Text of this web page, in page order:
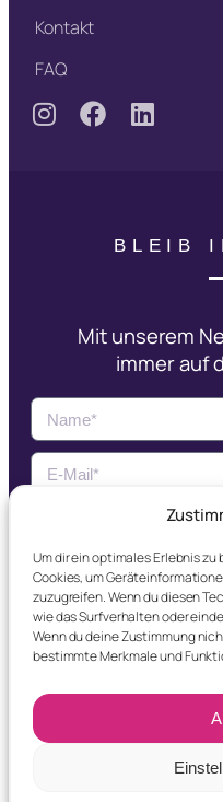
Um dir ein optimales Erlebnis
Cookies, um
zuzugreifen. Wenn du diesen
wie das Surfverhalten oder
Wenn du deine Zustimmung
bestimmte Merkmale und
Kontakt
FAQ
BLEIB
Mit unserem
immer auf
Jetzt
Ich erkläre mich